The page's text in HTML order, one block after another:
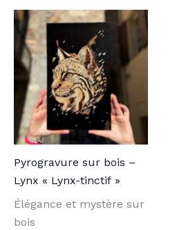
Pyrogravure sur bois –
Lynx « Lynx-tinctif »
Élégance et mystère sur
bois